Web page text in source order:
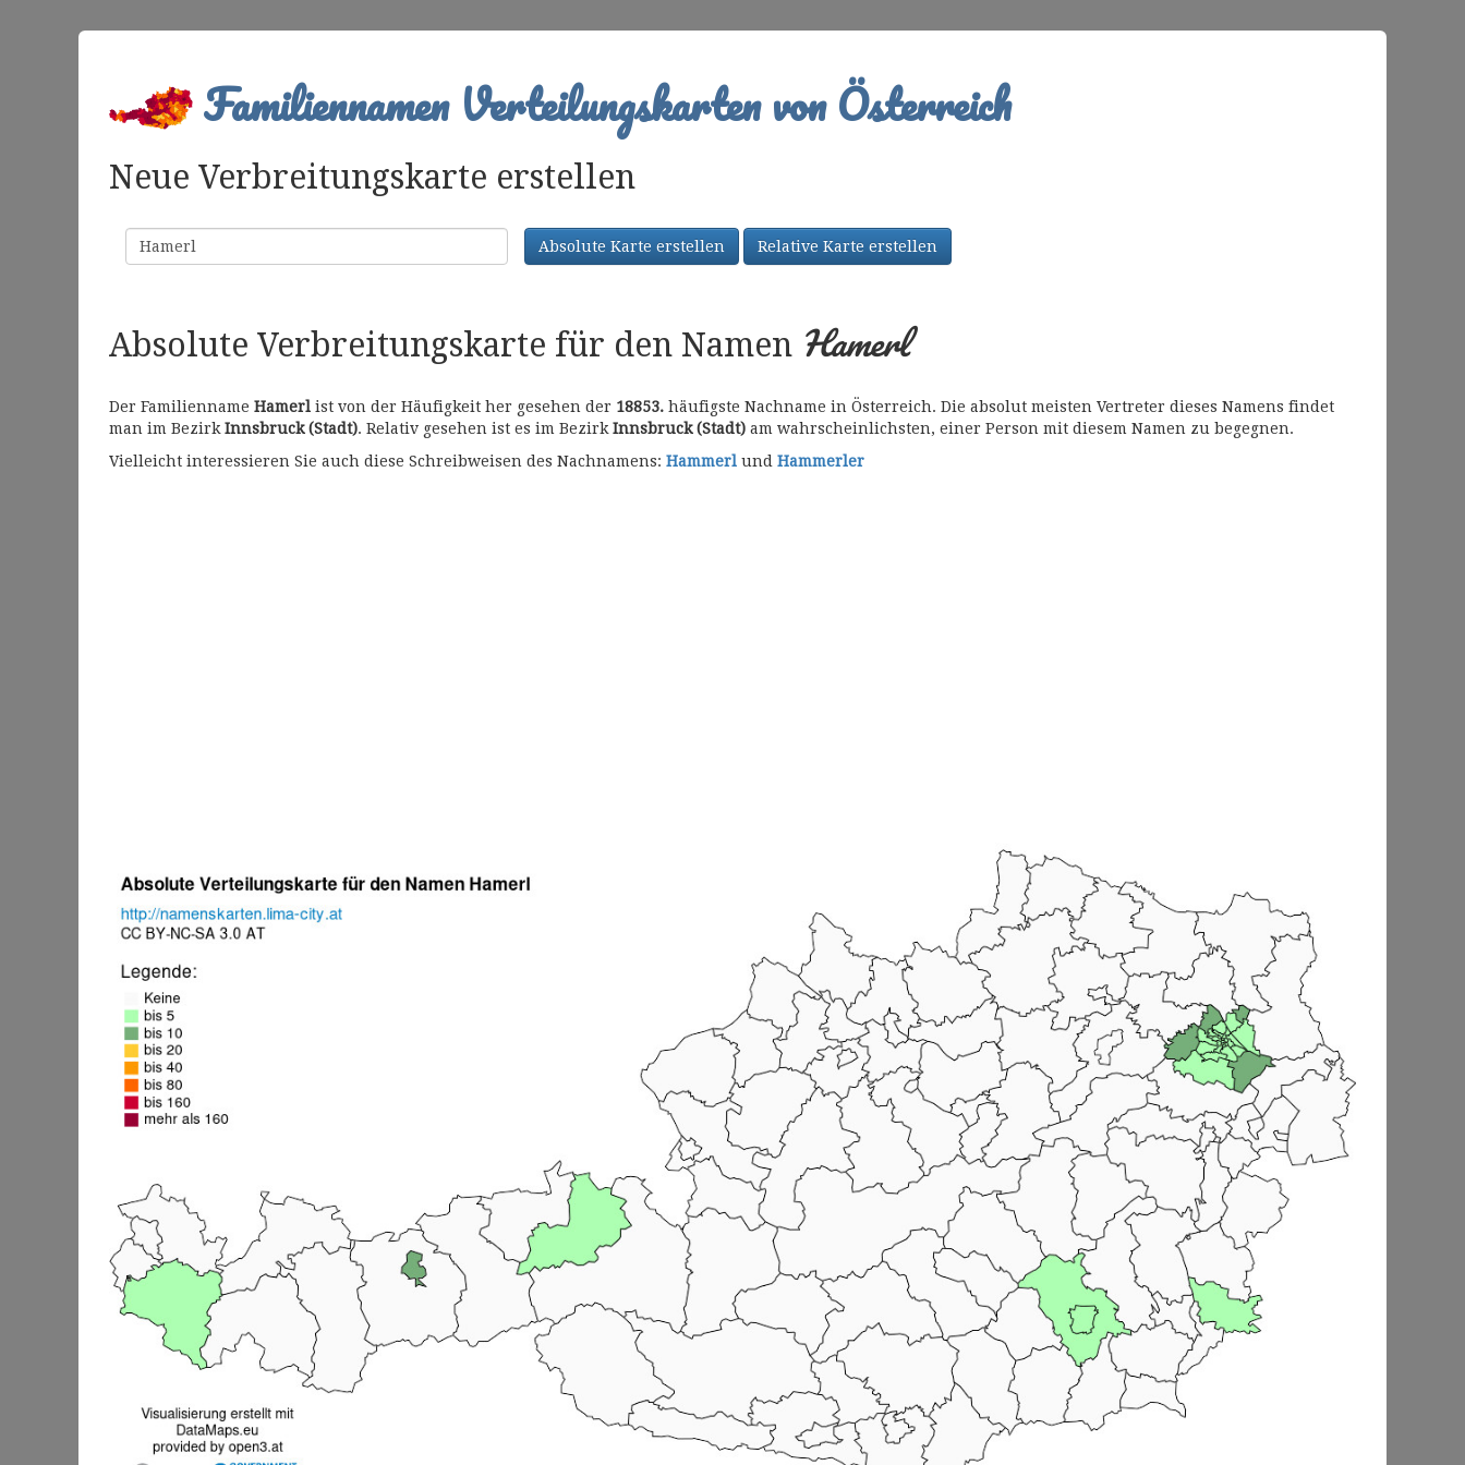
Familiennamen Verteilungskarten von Österreich
Neue Verbreitungskarte erstellen
Familienname Absolute Karte erstellen Relative Karte erstellen
Absolute Verbreitungskarte für den Namen Hamerl
Der Familienname Hamerl ist von der Häufigkeit her gesehen der 18853. häufigste Nachname in Österreich. Die absolut meisten Vertreter dieses Namens findet
man im BezirkInnsbruck (Stadt). Relativ gesehen ist es im BezirkInnsbruck (Stadt) am wahrscheinlichsten, einer Person mit diesem Namen zu begegnen.
Vielleicht interessieren Sie auch diese Schreibweisen des Nachnamens: Hammerl und Hammerler